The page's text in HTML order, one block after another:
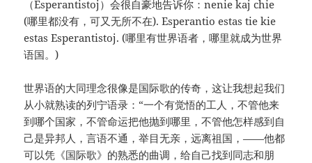
（Esperantistoj）会很自豪地告诉你：nenie kaj chie
(哪里都没有，可又无所不在). Esperantio estas tie kie
estas Esperantistoj. (哪里有世界语者，哪里就成为世界
语国。)
世界语的大同理念很像是国际歌的传奇，这让我想起我们
从小就熟读的列宁语录：“一个有觉悟的工人，不管他来
到哪个国家，不管命运把他抛到哪里，不管他怎样感到自
己是异邦人，言语不通，举目无亲，远离祖国，——他都
可以凭《国际歌》的熟悉的曲调，给自己找到同志和朋